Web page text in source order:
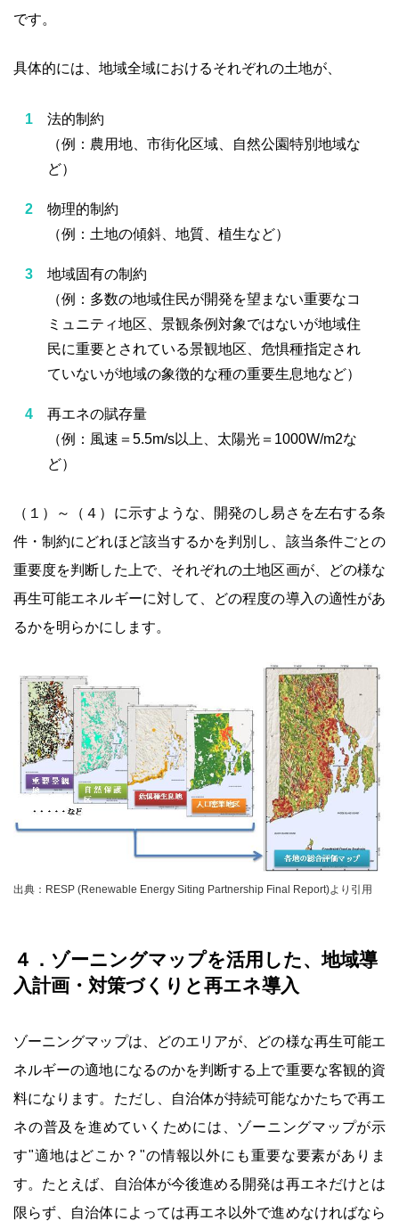
です。
具体的には、地域全域におけるそれぞれの土地が、
法的制約
（例：農用地、市街化区域、自然公園特別地域な
ど）
物理的制約
（例：土地の傾斜、地質、植生など）
地域固有の制約
（例：多数の地域住民が開発を望まない重要なコ
ミュニティ地区、景観条例対象ではないが地域住
民に重要とされている景観地区、危惧種指定され
ていないが地域の象徴的な種の重要生息地など）
再エネの賦存量
（例：風速＝5.5m/s以上、太陽光＝1000W/m2な
ど）
（１）～（４）に示すような、開発のし易さを左右する条
件・制約にどれほど該当するかを判別し、該当条件ごとの
重要度を判断した上で、それぞれの土地区画が、どの様な
再生可能エネルギーに対して、どの程度の導入の適性があ
るかを明らかにします。
出典：RESP (Renewable Energy Siting Partnership Final Report)より引用
４．ゾーニングマップを活用した、地域導
入計画・対策づくりと再エネ導入
ゾーニングマップは、どのエリアが、どの様な再生可能エ
ネルギーの適地になるのかを判断する上で重要な客観的資
料になります。ただし、自治体が持続可能なかたちで再エ
ネの普及を進めていくためには、ゾーニングマップが示
す"適地はどこか？"の情報以外にも重要な要素がありま
す。たとえば、自治体が今後進める開発は再エネだけとは
限らず、自治体によっては再エネ以外で進めなければなら